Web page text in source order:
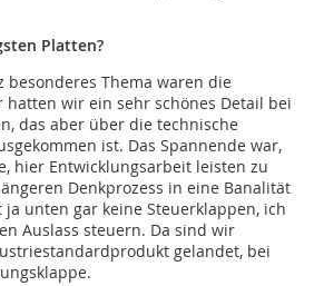
Platten?
besonderes Thema waren die
hatten wir ein sehr schönes Detail bei
das aber über die technische
ist. Das Spannende war,
hier Entwicklungsarbeit leisten zu
Denkprozess in eine Banalität
unten gar keine Steuerklappen, ich
Auslass steuern. Da sind wir
gelandet, bei